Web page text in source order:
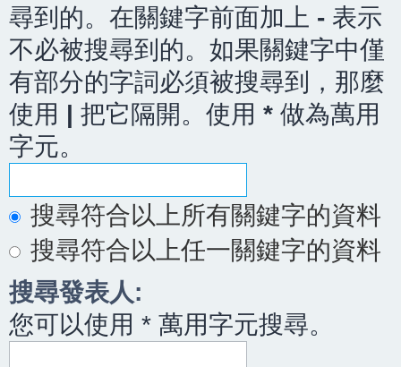
尋到的。在關鍵字前面加上 - 表示
不必被搜尋到的。如果關鍵字中僅
有部分的字詞必須被搜尋到，那麼
使用 | 把它隔開。使用 * 做為萬用
字元。
搜尋符合以上所有關鍵字的資料
搜尋符合以上任一關鍵字的資料
搜尋發表人:
您可以使用 * 萬用字元搜尋。